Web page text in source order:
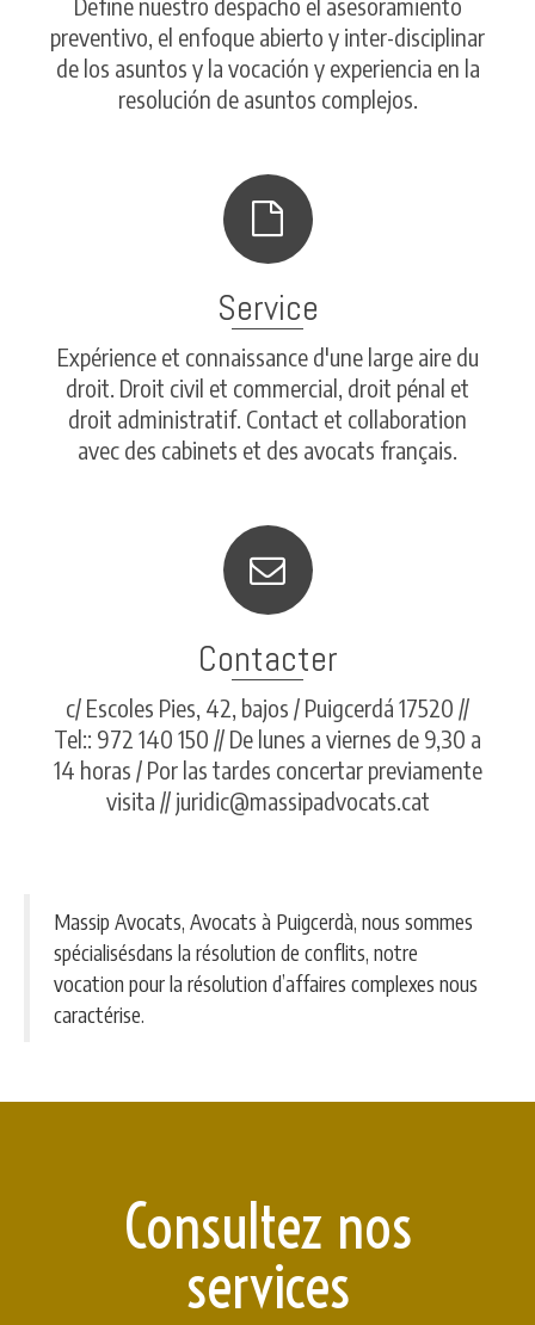
preventivo, el enfoque abierto y inter-disciplinar
de los asuntos y la vocación y experiencia en la
resolución de asuntos complejos.
Service
Expérience et connaissance d'une large aire du
droit. Droit civil et commercial, droit pénal et
droit administratif. Contact et collaboration
avec des cabinets et des avocats français.
Contacter
c/ Escoles Pies, 42, bajos / Puigcerdá 17520 //
Tel:: 972 140 150 // De lunes a viernes de 9,30 a
14 horas / Por las tardes concertar previamente
visita // juridic@massipadvocats.cat
Massip Avocats, Avocats à Puigcerdà, nous sommes
spécialisésdans la résolution de conflits, notre
vocation pour la résolution d’affaires complexes nous
caractérise.
Consultez nos
services